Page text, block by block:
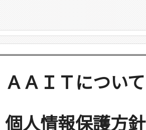
ＡＡＩＴについて
個人情報保護方針